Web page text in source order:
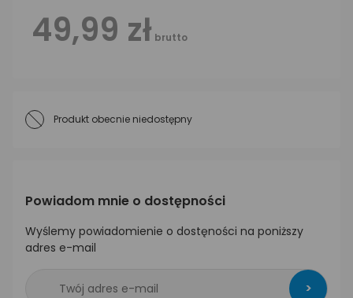
49,99 zł brutto
Produkt obecnie niedostępny
Powiadom mnie o dostępności
Wyślemy powiadomienie o dostęności na poniższy
adres e-mail
>